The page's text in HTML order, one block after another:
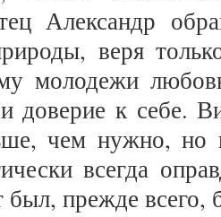
Александр
веря
молодежи
доверие к себе.
чем нужно, но
всегда
был, прежде